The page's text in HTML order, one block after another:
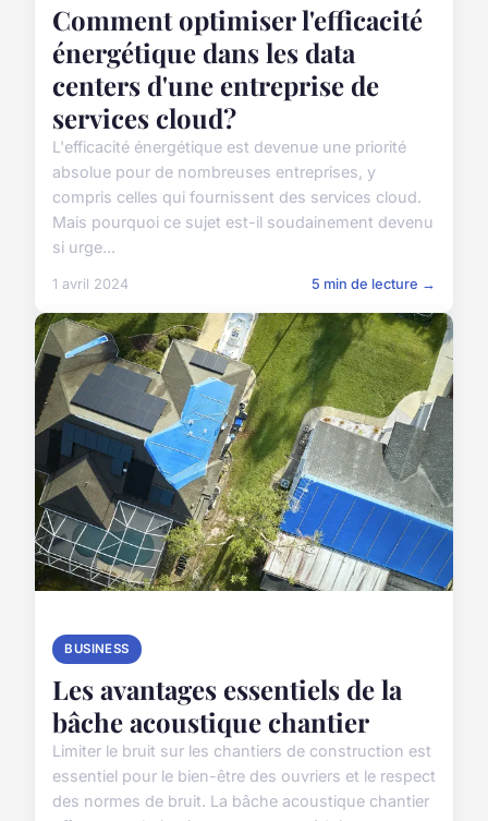
Comment optimiser l'efficacité
énergétique dans les data
centers d'une entreprise de
services cloud?
L'efficacité énergétique est devenue une priorité
absolue pour de nombreuses entreprises, y
compris celles qui fournissent des services cloud.
Mais pourquoi ce sujet est-il soudainement devenu
si urge...
1 avril 2024 5 min de lecture →
BUSINESS
Les avantages essentiels de la
bâche acoustique chantier
Limiter le bruit sur les chantiers de construction est
essentiel pour le bien-être des ouvriers et le respect
des normes de bruit. La bâche acoustique chantier